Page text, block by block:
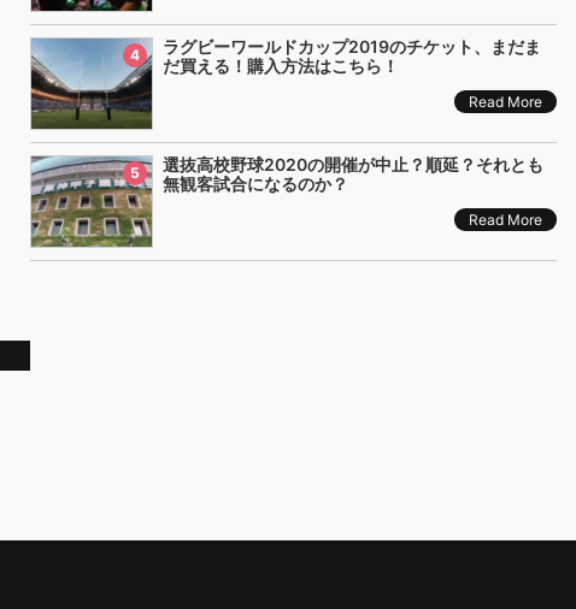
4
ラグビーワールドカップ2019のチケット、まだま
だ買える！購入方法はこちら！
Read More
5
選抜高校野球2020の開催が中止？順延？それとも
無観客試合になるのか？
Read More